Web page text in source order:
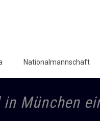
Nationalmannschaft
in München